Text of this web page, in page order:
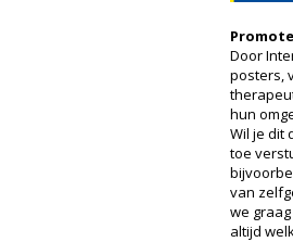
Door
posters,
hun
Wil je dit
toe
van
we
altijd